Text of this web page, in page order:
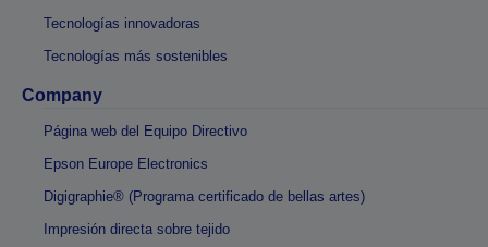
Tecnologías innovadoras
Tecnologías más sostenibles
Company
Página web del Equipo Directivo
Epson Europe Electronics
Digigraphie® (Programa certificado de bellas artes)
Impresión directa sobre tejido